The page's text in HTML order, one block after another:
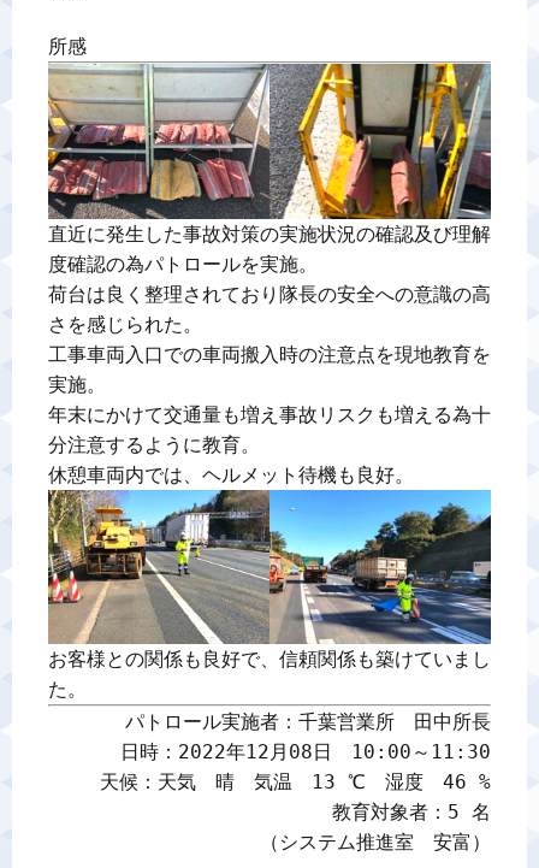
所感
直近に発生した事故対策の実施状況の確認及び理解
度確認の為パトロールを実施。
荷台は良く整理されており隊長の安全への意識の高
さを感じられた。
工事車両入口での車両搬入時の注意点を現地教育を
実施。
年末にかけて交通量も増え事故リスクも増える為十
分注意するように教育。
お客様との関係も良好で、信頼関係も築けていまし
た。
パトロール実施者：千葉営業所　田中所長
日時：2022年12月08日　10:00～11:30
天候：天気　晴　気温　13 ℃　湿度　46 %
教育対象者：5 名
（システム推進室　安富）